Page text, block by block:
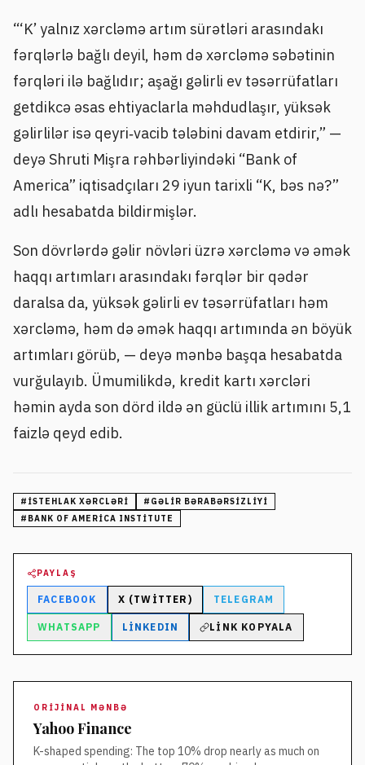
“‘K’ yalnız xərcləmə artım sürətləri arasındakı
fərqlərlə bağlı deyil, həm də xərcləmə səbətinin
fərqləri ilə bağlıdır; aşağı gəlirli ev təsərrüfatları
getdikcə əsas ehtiyaclarla məhdudlaşır, yüksək
gəlirlilər isə qeyri‑vacib tələbini davam etdirir,” —
deyə Shruti Mişra rəhbərliyindəki “Bank of
America” iqtisadçıları 29 iyun tarixli “K, bəs nə?”
adlı hesabatda bildirmişlər.
Son dövrlərdə gəlir növləri üzrə xərcləmə və əmək
haqqı artımları arasındakı fərqlər bir qədər
daralsa da, yüksək gəlirli ev təsərrüfatları həm
xərcləmə, həm də əmək haqqı artımında ən böyük
artımları görüb, — deyə mənbə başqa hesabatda
vurğulayıb. Ümumilikdə, kredit kartı xərcləri
həmin ayda son dörd ildə ən güclü illik artımını 5,1
faizlə qeyd edib.
# ISTEHLAK XƏRCLƏRI # GƏLIR BƏRABƏRSIZLIYI
# BANK OF AMERICA INSTITUTE
PAYLAŞ
FACEBOOK X (TWITTER) TELEGRAM
WHATSAPP LINKEDIN LINK KOPYALA
ORIJINAL MƏNBƏ
Yahoo Finance
K-shaped spending: The top 10% drop nearly as much on